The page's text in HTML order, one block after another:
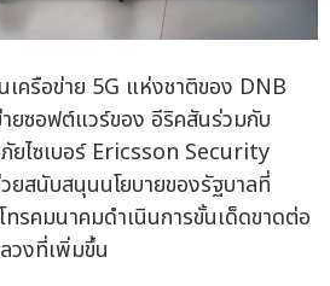
ครือข่าย 5G แห่งชาติของ DNB
ยซอฟต์แวร์ของ อีริคสันร่วมกับ
ไซเบอร์ Ericsson Security
สนับสนุนนโยบายของรัฐบาลที่
รคมนาคมดำเนินการขั้นเด็ดขาดต่อ
วงที่เพิ่มขึ้น